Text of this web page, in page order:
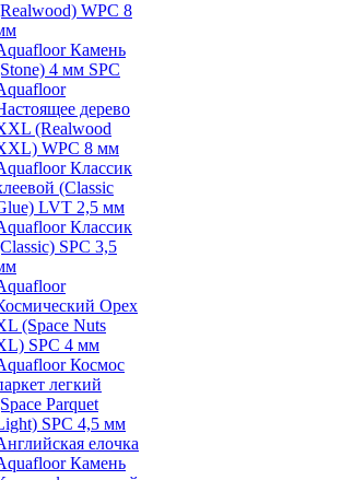
WPC 8
Камень
4 мм SPC
дерево
(Realwood
WPC 8 мм
Классик
(Classic
LVT 2,5 мм
Классик
SPC 3,5
Орех
(Space Nuts
SPC 4 мм
Космос
легкий
Parquet
SPC 4,5 мм
елочка
Камень